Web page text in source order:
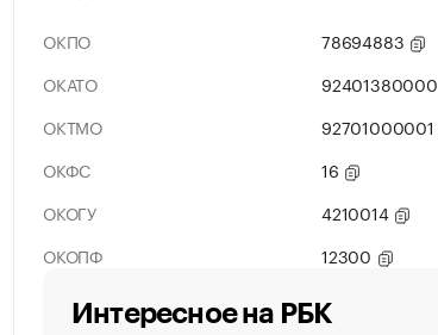
ОКПО
78694883
ОКАТО
92401380000
ОКТМО
92701000001
ОКФС
16
ОКОГУ
4210014
ОКОПФ
12300
Интересное на РБК